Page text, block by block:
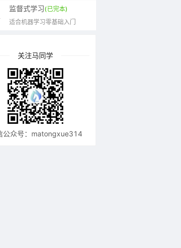
监督式学习(已完本)
适合机器学习零基础入门
关注马同学
公众号：matongxue314